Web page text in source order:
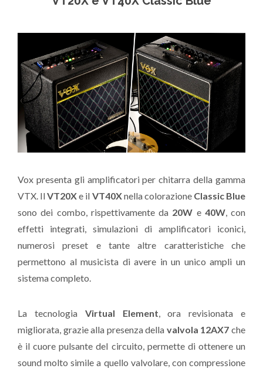
Vox presenta gli amplificatori per chitarra della gamma
VTX. IlVT20Xe il VT40Xnella colorazione Classic Blue
sono dei combo, rispettivamente da 20W e 40W, con
effetti integrati, simulazioni di amplificatori iconici,
numerosi preset e tante altre caratteristiche che
permettono al musicista di avere in un unico ampli un
sistema completo.
La tecnologia Virtual Element , ora revisionata e
migliorata, grazie alla presenza della valvola 12AX7 che
è il cuore pulsante del circuito, permette di ottenere un
sound molto simile a quello valvolare, con compressione